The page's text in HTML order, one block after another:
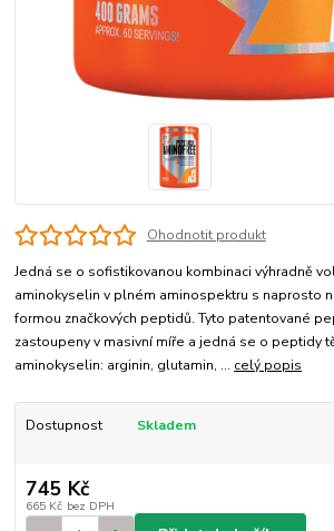
Ohodnotit produkt
Jedná se o sofistikovanou kombinaci výhradně
aminokyselin v plném aminospektru s naprosto
formou značkových peptidů. Tyto patentované
zastoupeny v masivní míře a jedná se o peptidy
aminokyselin: arginin, glutamin, ... celý popis
Dostupnost Skladem
745 Kč
665 Kč bez DPH